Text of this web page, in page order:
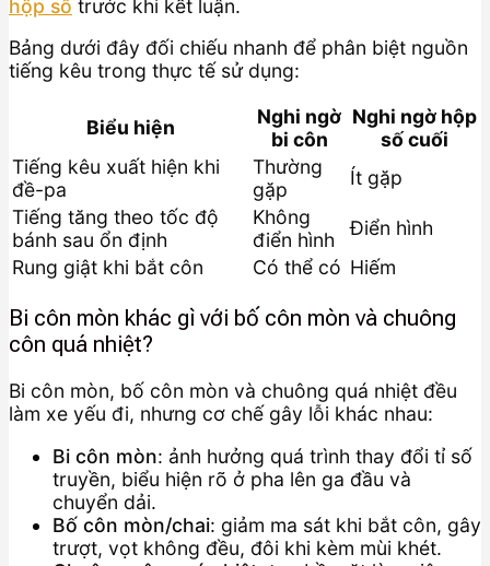
hộp số trước khi kết luận.
Bảng dưới đây đối chiếu nhanh để phân biệt nguồn
tiếng kêu trong thực tế sử dụng:
Biểu hiện
Nghi ngờ
bi côn
Nghi ngờ hộp
số cuối
Tiếng kêu xuất hiện khi
đề-pa
Thường
gặp
Ít gặp
Tiếng tăng theo tốc độ
bánh sau ổn định
Không
điển hình
Điển hình
Rung giật khi bắt côn
Có thể có Hiếm
Bi côn mòn khác gì với bố côn mòn và chuông
côn quá nhiệt?
Bi côn mòn, bố côn mòn và chuông quá nhiệt đều
làm xe yếu đi, nhưng cơ chế gây lỗi khác nhau:
Bi côn mòn: ảnh hưởng quá trình thay đổi tỉ số
truyền, biểu hiện rõ ở pha lên ga đầu và
chuyển dải.
Bố côn mòn/chai: giảm ma sát khi bắt côn, gây
trượt, vọt không đều, đôi khi kèm mùi khét.